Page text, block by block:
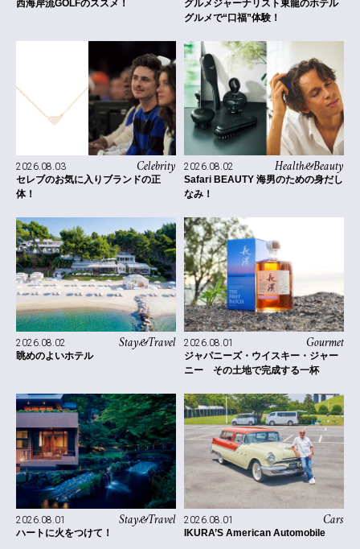
西海岸流GOLFのススメ！
グルメジャーナリスト東龍のホテル
グルメで“口福”体験！
Celebrity
2026.08.03
セレブのお気に入りブランドの正
体！
Health&Beauty
2026.08.02
Safari BEAUTY 海男のための身だし
なみ！
Stay&Travel
2026.08.02
眺めのよいホテル
Gourmet
2026.08.01
ジャパニーズ・ウイスキー・ジャー
ニー その土地で完成する一杯
Stay&Travel
2026.08.01
ハートに火をつけて！
Cars
2026.08.01
IKURA’S American Automobile